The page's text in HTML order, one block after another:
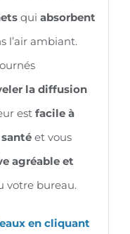
qui absorbent
l’air ambiant.
la diffusion
est facile à
et vous
agréable et
votre bureau.
en cliquant